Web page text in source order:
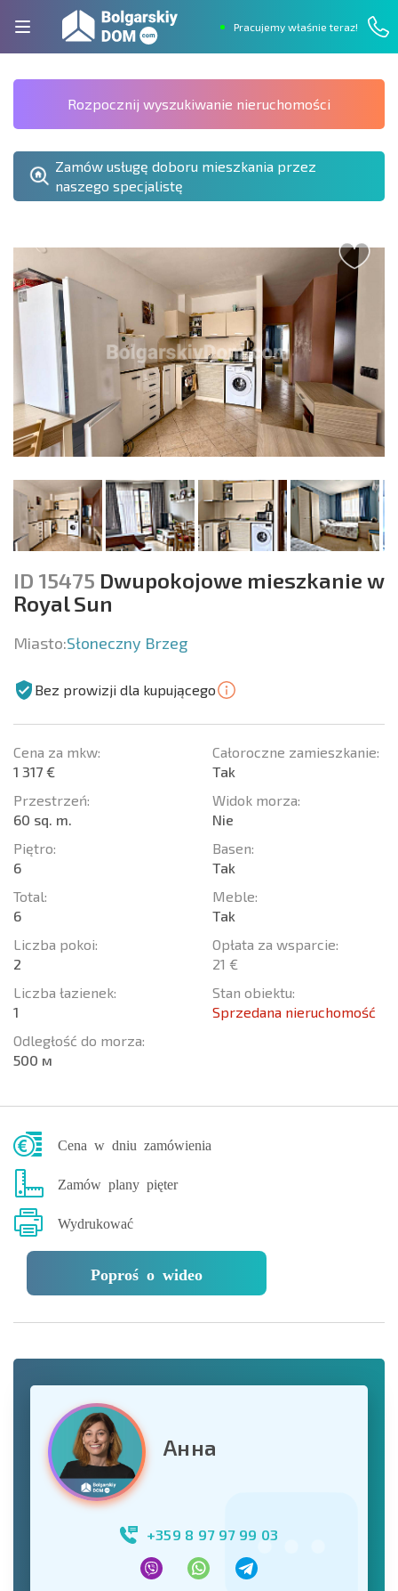
Pracujemy właśnie teraz!
Rozpocznij wyszukiwanie nieruchomości
Zamów usługę doboru mieszkania przez
naszego specjalistę
ID 15475 Dwupokojowe mieszkanie w
Royal Sun
Miasto:Słoneczny Brzeg
Bez prowizji dla kupującego
Cena za mkw:
1 317 €
Przestrzeń:
60 sq. m.
Piętro:
6
Total:
6
Liczba pokoi:
2
Liczba łazienek:
1
Odległość do morza:
500 м
Całoroczne zamieszkanie:
Tak
Widok morza:
Nie
Basen:
Tak
Meble:
Tak
Opłata za wsparcie:
21 €
Stan obiektu:
Sprzedana nieruchomość
Cena w dniu zamówienia
Zamów plany pięter
Wydrukować
Poproś o wideo
Анна
+359 8 97 97 99 03